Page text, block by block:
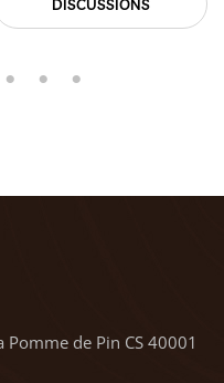
DISCUSSIONS
Pomme de Pin CS 40001